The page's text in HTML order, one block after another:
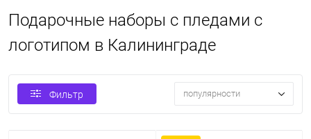
Подарочные наборы с пледами с
логотипом в Калининграде
Фильтр популярности